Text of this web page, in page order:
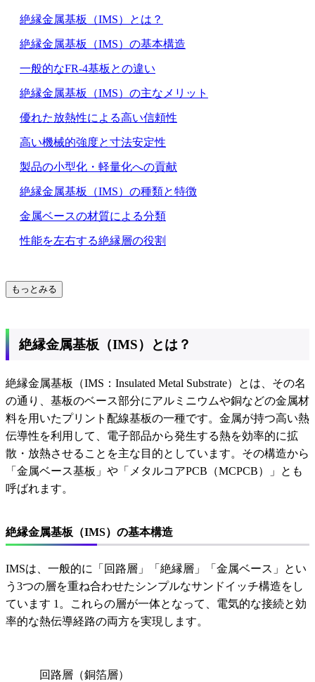
絶縁金属基板（IMS）とは？
絶縁金属基板（IMS）の基本構造
一般的なFR-4基板との違い
絶縁金属基板（IMS）の主なメリット
優れた放熱性による高い信頼性
高い機械的強度と寸法安定性
製品の小型化・軽量化への貢献
絶縁金属基板（IMS）の種類と特徴
金属ベースの材質による分類
性能を左右する絶縁層の役割
もっとみる
絶縁金属基板（IMS）とは？
絶縁金属基板（IMS：Insulated Metal Substrate）とは、その名
の通り、基板のベース部分にアルミニウムや銅などの金属材
料を用いたプリント配線基板の一種です。金属が持つ高い熱
伝導性を利用して、電子部品から発生する熱を効率的に拡
散・放熱させることを主な目的としています。その構造から
「金属ベース基板」や「メタルコアPCB（MCPCB）」とも
呼ばれます。
絶縁金属基板（IMS）の基本構造
IMSは、一般的に「回路層」「絶縁層」「金属ベース」とい
う3つの層を重ね合わせたシンプルなサンドイッチ構造をし
ています 1。これらの層が一体となって、電気的な接続と効
率的な熱伝導経路の両方を実現します。
回路層（銅箔層）